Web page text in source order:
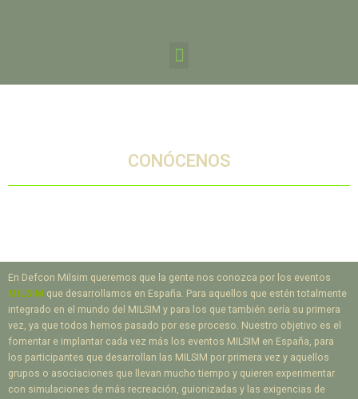
CONÓCENOS
En Defcon Milsim queremos que la gente nos conozca por los eventos
MILSIM que desarrollamos en España. Para aquellos que estén totalmente
integrado en el mundo del MILSIM y para los que también sería su primera
vez, ya que todos hemos pasado por ese proceso. Nuestro objetivo es el
fomentar e implantar cada vez más los eventos MILSIM en España, para
los participantes que desarrollan las MILSIM por primera vez y aquellos
grupos o asociaciones que llevan mucho tiempo y quieren experimentar
con simulaciones de más recreación, guionizadas y las exigencias de